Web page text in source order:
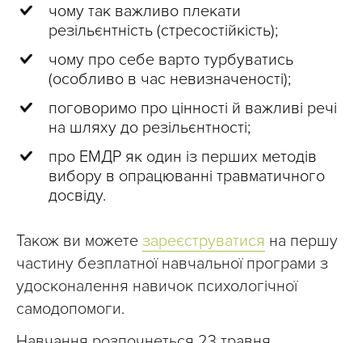
чому так важливо плекати
резільєнтність (стресостійкість);
чому про себе варто турбуватись
(особливо в час невизначеності);
поговоримо про цінності й важливі речі
на шляху до резільєнтності;
про ЕМДР як один із перших методів
вибору в опрацюванні травматичного
досвіду.
Також ви можете зареєструватися на першу
частину безплатної навчальної програми з
удосконалення навичок психологічної
самодопомоги.